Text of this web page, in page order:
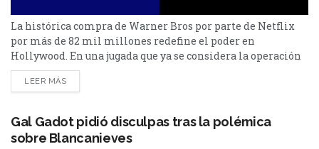
La histórica compra de Warner Bros por parte de Netflix
por más de 82 mil millones redefine el poder en
Hollywood. En una jugada que ya se considera la operación
más grande en la historia del entretenimiento, Netflix
cerró un acuerdo para adquirir Warner Bros por una cifra
coloca al...
LEER MÁS
Gal Gadot pidió disculpas tras la polémica
sobre Blancanieves